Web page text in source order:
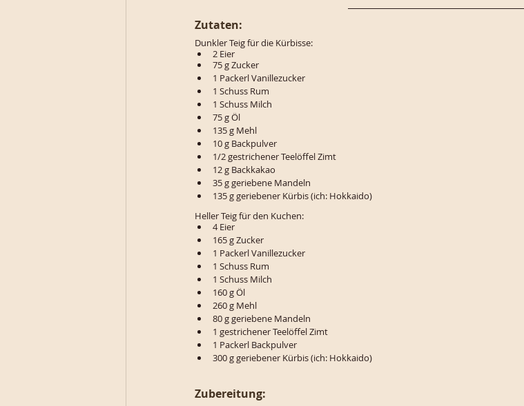
Zutaten:
Dunkler Teig für die Kürbisse:
2 Eier
75 g Zucker
1 Packerl Vanillezucker
1 Schuss Rum
1 Schuss Milch
75 g Öl
135 g Mehl
10 g Backpulver
1/2 gestrichener Teelöffel Zimt
12 g Backkakao
35 g geriebene Mandeln
135 g geriebener Kürbis (ich: Hokkaido)
Heller Teig für den Kuchen:
4 Eier
165 g Zucker
1 Packerl Vanillezucker
1 Schuss Rum
1 Schuss Milch
160 g Öl
260 g Mehl
80 g geriebene Mandeln
1 gestrichener Teelöffel Zimt
1 Packerl Backpulver
300 g geriebener Kürbis (ich: Hokkaido)
Zubereitung: